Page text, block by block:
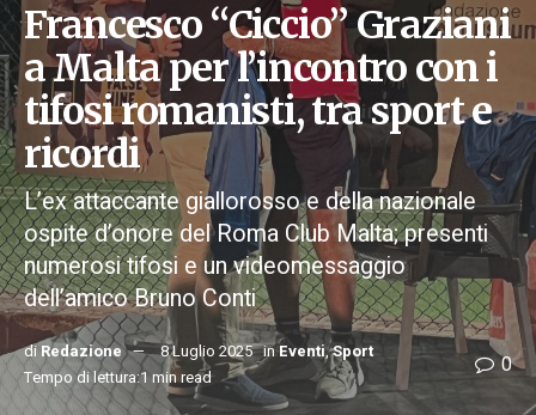
Francesco “Ciccio” Graziani
a Malta per l’incontro con i
tifosi romanisti, tra sport e
ricordi
L’ex attaccante giallorosso e della nazionale
ospite d’onore del Roma Club Malta; presenti
numerosi tifosi e un videomessaggio
dell’amico Bruno Conti
di Redazione 8 Luglio 2025 inEventi,Sport
Tempo di lettura:1 min read
0